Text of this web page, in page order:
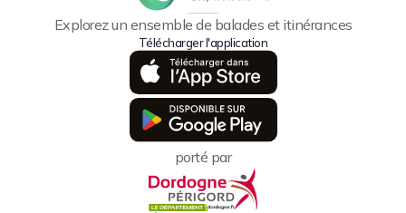
Explorez un ensemble de balades et itinérances
Télécharger l'application
porté par